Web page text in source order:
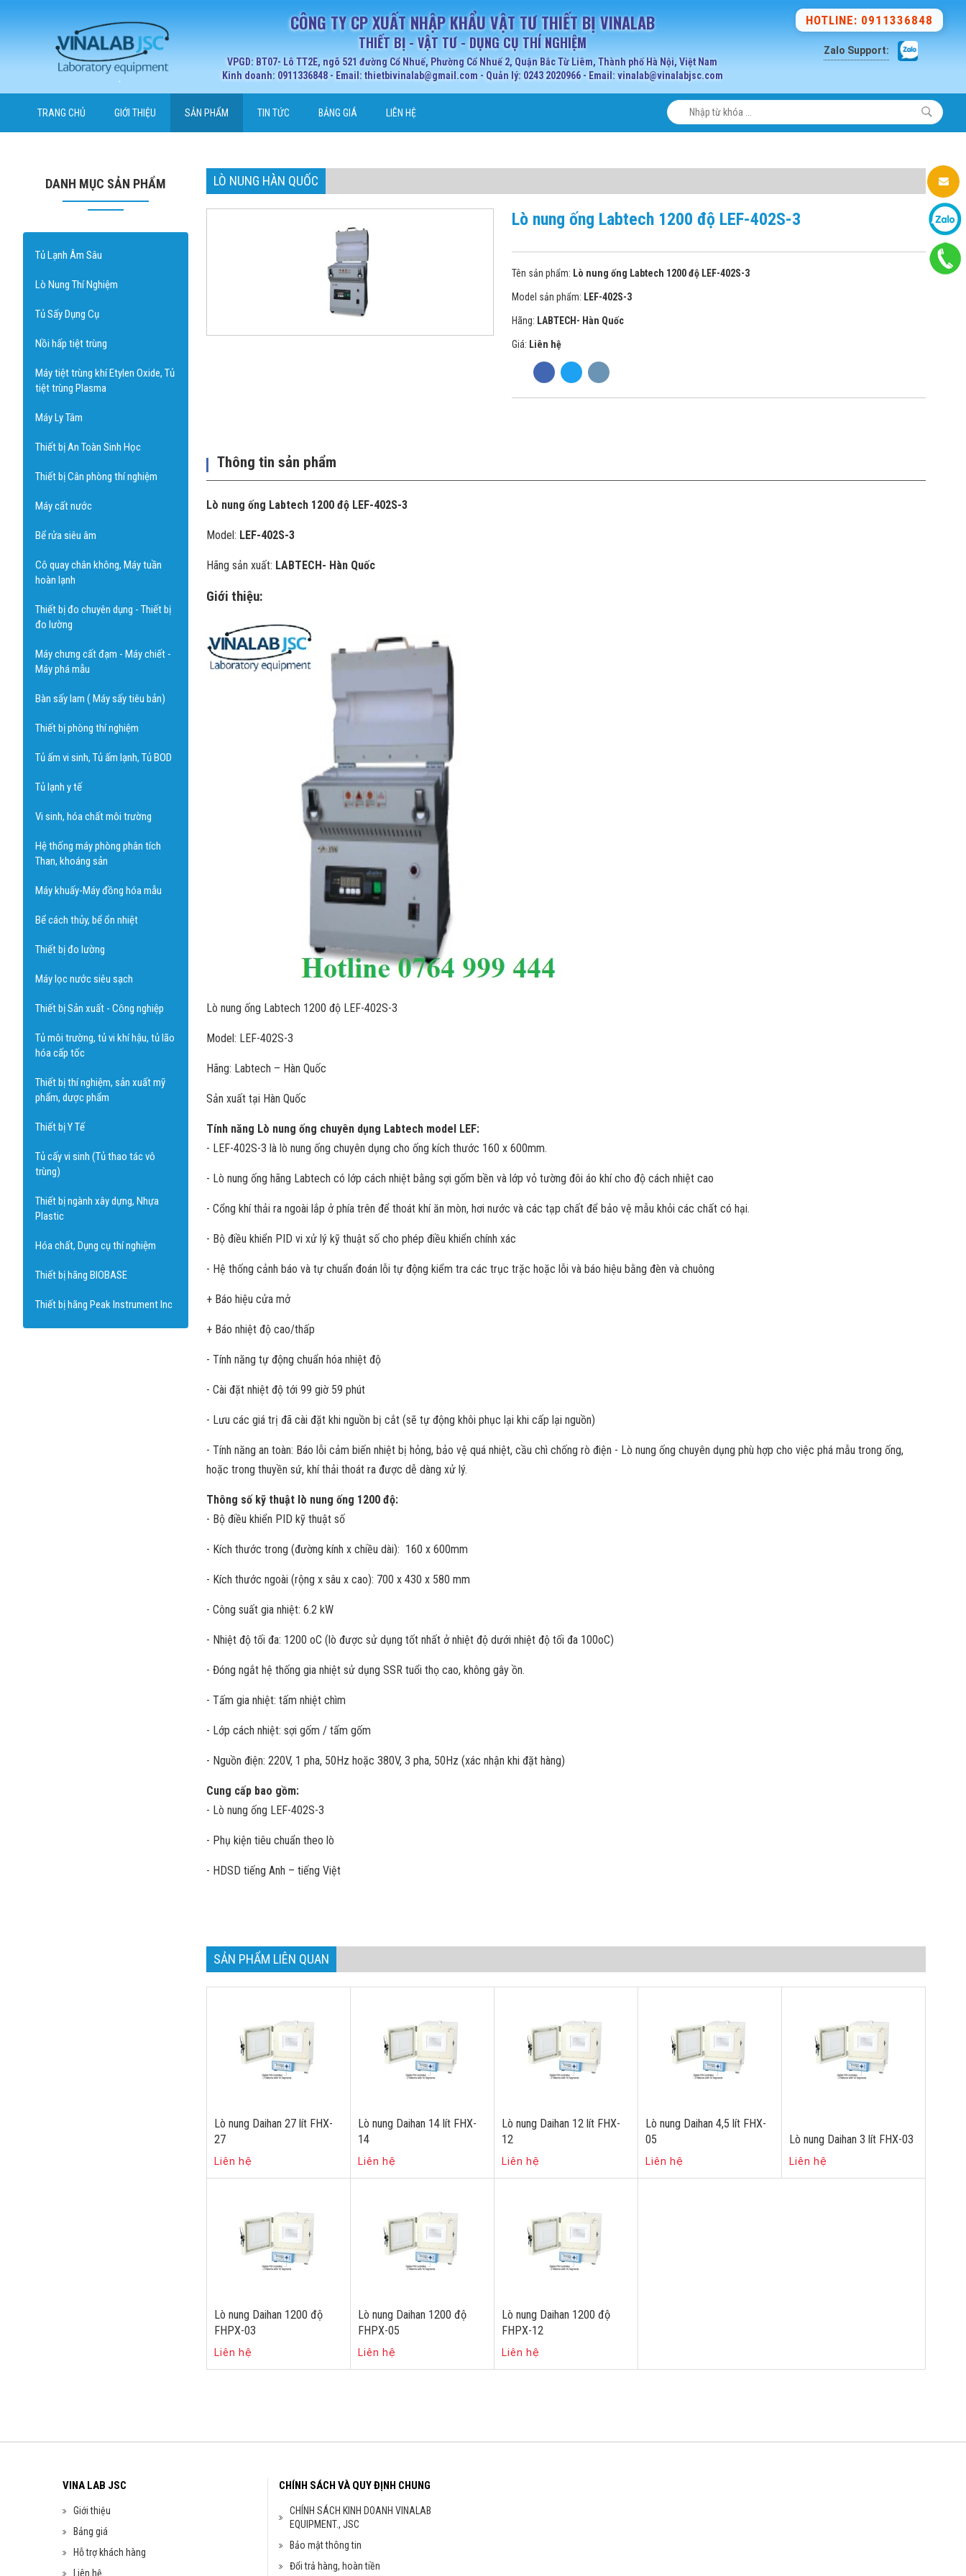
CÔNG TY CP XUẤT NHẬP KHẨU VẬT TƯ THIẾT BỊ VINALAB
THIẾT BỊ - VẬT TƯ - DỤNG CỤ THÍ NGHIỆM
VPGD: BT07- Lô TT2E, ngõ 521 đường Cổ Nhuế, Phường Cổ Nhuế 2, Quận Bắc Từ Liêm, Thành phố Hà Nội, Việt Nam
Kinh doanh: 0911336848 - Email: thietbivinalab@gmail.com - Quản lý: 0243 2020966 - Email: vinalab@vinalabjsc.com
HOTLINE: 0911336848
Zalo Support:
TRANG CHỦ GIỚI THIỆU SẢN PHẨM TIN TỨC BẢNG GIÁ LIÊN HỆ
DANH MỤC SẢN PHẨM
Tủ Lạnh Âm Sâu
Lò Nung Thí Nghiệm
Tủ Sấy Dụng Cụ
Nồi hấp tiệt trùng
Máy tiệt trùng khí Etylen Oxide, Tủ
tiệt trùng Plasma
Máy Ly Tâm
Thiết bị An Toàn Sinh Học
Thiết bị Cân phòng thí nghiệm
Máy cất nước
Bể rửa siêu âm
Cô quay chân không, Máy tuần
hoàn lạnh
Thiết bị đo chuyên dụng - Thiết bị
đo lường
Máy chưng cất đạm - Máy chiết -
Máy phá mẫu
Bàn sấy lam ( Máy sấy tiêu bản)
Thiết bị phòng thí nghiệm
Tủ ấm vi sinh, Tủ ấm lạnh, Tủ BOD
Tủ lạnh y tế
Vi sinh, hóa chất môi trường
Hệ thống máy phòng phân tích
Than, khoáng sản
Máy khuấy-Máy đồng hóa mẫu
Bể cách thủy, bể ổn nhiệt
Thiết bị đo lường
Máy lọc nước siêu sạch
Thiết bị Sản xuất - Công nghiệp
Tủ môi trường, tủ vi khí hậu, tủ lão
hóa cấp tốc
Thiết bị thí nghiệm, sản xuất mỹ
phẩm, dược phẩm
Thiết bị Y Tế
Tủ cấy vi sinh (Tủ thao tác vô
trùng)
Thiết bị ngành xây dựng, Nhựa
Plastic
Hóa chất, Dụng cụ thí nghiệm
Thiết bị hãng BIOBASE
Thiết bị hãng Peak Instrument Inc
LÒ NUNG HÀN QUỐC
Lò nung ống Labtech 1200 độ LEF-402S-3
Tên sản phẩm: Lò nung ống Labtech 1200 độ LEF-402S-3
Model sản phẩm: LEF-402S-3
Hãng: LABTECH- Hàn Quốc
Giá: Liên hệ
Thông tin sản phẩm
Lò nung ống Labtech 1200 độ LEF-402S-3
Model: LEF-402S-3
Hãng sản xuất: LABTECH- Hàn Quốc
Giới thiệu:
Lò nung ống Labtech 1200 độ LEF-402S-3
Model: LEF-402S-3
Hãng: Labtech – Hàn Quốc
Sản xuất tại Hàn Quốc
Tính năng Lò nung ống chuyên dụng Labtech model LEF:
- LEF-402S-3 là lò nung ống chuyên dụng cho ống kích thước 160 x 600mm.
- Lò nung ống hãng Labtech có lớp cách nhiệt bằng sợi gốm bền và lớp vỏ tường đôi áo khí cho độ cách nhiệt cao
- Cổng khí thải ra ngoài lắp ở phía trên để thoát khí ăn mòn, hơi nước và các tạp chất để bảo vệ mẫu khỏi các chất có hại.
- Bộ điều khiển PID vi xử lý kỹ thuật số cho phép điều khiển chính xác
- Hệ thống cảnh báo và tự chuẩn đoán lỗi tự động kiểm tra các trục trặc hoặc lỗi và báo hiệu bằng đèn và chuông
+ Báo hiệu cửa mở
+ Báo nhiệt độ cao/thấp
- Tính năng tự động chuẩn hóa nhiệt độ
- Cài đặt nhiệt độ tới 99 giờ 59 phút
- Lưu các giá trị đã cài đặt khi nguồn bị cắt (sẽ tự động khôi phục lại khi cấp lại nguồn)
- Tính năng an toàn: Báo lỗi cảm biến nhiệt bị hỏng, bảo vệ quá nhiệt, cầu chì chống rò điện - Lò nung ống chuyên dụng phù hợp cho việc phá mẫu trong ống,
hoặc trong thuyền sứ, khí thải thoát ra được dễ dàng xử lý.
Thông số kỹ thuật lò nung ống 1200 độ:
- Bộ điều khiển PID kỹ thuật số
- Kích thước trong (đường kính x chiều dài): 160 x 600mm
- Kích thước ngoài (rộng x sâu x cao): 700 x 430 x 580 mm
- Công suất gia nhiệt: 6.2 kW
- Nhiệt độ tối đa: 1200 oC (lò được sử dụng tốt nhất ở nhiệt độ dưới nhiệt độ tối đa 100oC)
- Đóng ngắt hệ thống gia nhiệt sử dụng SSR tuổi thọ cao, không gây ồn.
- Tấm gia nhiệt: tấm nhiệt chìm
- Lớp cách nhiệt: sợi gốm / tấm gốm
- Nguồn điện: 220V, 1 pha, 50Hz hoặc 380V, 3 pha, 50Hz (xác nhận khi đặt hàng)
Cung cấp bao gồm:
- Lò nung ống LEF-402S-3
- Phụ kiện tiêu chuẩn theo lò
- HDSD tiếng Anh – tiếng Việt
SẢN PHẨM LIÊN QUAN
Lò nung Daihan 27 lít FHX-
27
Liên hệ
Lò nung Daihan 14 lít FHX-
14
Liên hệ
Lò nung Daihan 12 lít FHX-
12
Liên hệ
Lò nung Daihan 4,5 lít FHX-
05
Liên hệ
Lò nung Daihan 3 lít FHX-03
Liên hệ
Lò nung Daihan 1200 độ
FHPX-03
Liên hệ
Lò nung Daihan 1200 độ
FHPX-05
Liên hệ
Lò nung Daihan 1200 độ
FHPX-12
Liên hệ
VINA LAB JSC
Giới thiệu
Bảng giá
Hỗ trợ khách hàng
Liên hệ
CHÍNH SÁCH VÀ QUY ĐỊNH CHUNG
CHÍNH SÁCH KINH DOANH VINALAB
EQUIPMENT., JSC
Bảo mật thông tin
Đổi trả hàng, hoàn tiền